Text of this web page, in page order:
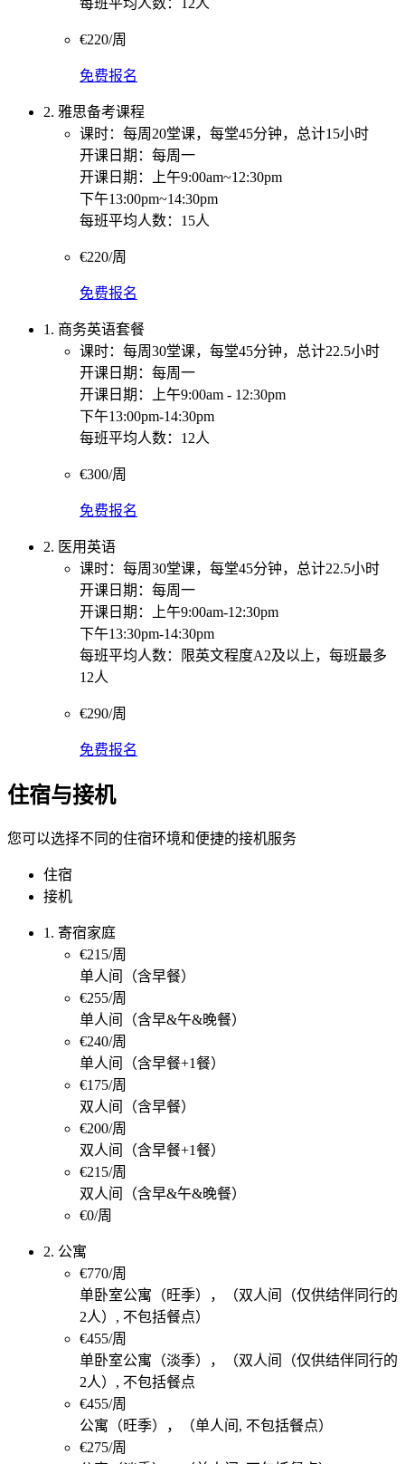
€220/周
免费报名
2. 雅思备考课程
课时：每周20堂课，每堂45分钟，总计15小时
开课日期：每周一
开课日期：上午9:00am~12:30pm
下午13:00pm~14:30pm
每班平均人数：15人
€220/周
免费报名
1. 商务英语套餐
课时：每周30堂课，每堂45分钟，总计22.5小时
开课日期：每周一
开课日期：上午9:00am - 12:30pm
下午13:00pm-14:30pm
每班平均人数：12人
€300/周
免费报名
2. 医用英语
课时：每周30堂课，每堂45分钟，总计22.5小时
开课日期：每周一
开课日期：上午9:00am-12:30pm
下午13:30pm-14:30pm
每班平均人数：限英文程度A2及以上，每班最多
12人
€290/周
免费报名
住宿与接机
您可以选择不同的住宿环境和便捷的接机服务
住宿
接机
1. 寄宿家庭
€215/周
单人间（含早餐）
€255/周
单人间（含早&午&晚餐）
€240/周
单人间（含早餐+1餐）
€175/周
双人间（含早餐）
€200/周
双人间（含早餐+1餐）
€215/周
双人间（含早&午&晚餐）
€0/周
2. 公寓
€770/周
单卧室公寓（旺季），（双人间（仅供结伴同行的
2人）, 不包括餐点）
€455/周
单卧室公寓（淡季），（双人间（仅供结伴同行的
2人）, 不包括餐点
€455/周
公寓（旺季），（单人间, 不包括餐点）
€275/周